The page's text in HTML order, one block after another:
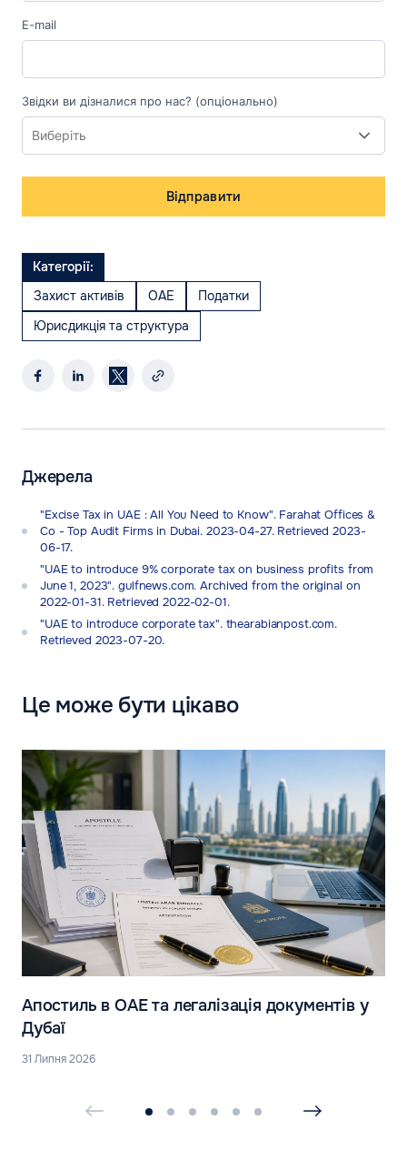
E-mail
Звідки ви дізналися про нас? (опціонально)
Відправити
Категорії:
Захист активів
ОАЕ
Податки
Юрисдикція та структура
Джерела
"Excise Tax in UAE : All You Need to Know". Farahat Offices &
Co - Top Audit Firms in Dubai. 2023-04-27. Retrieved 2023-
06-17.
"UAE to introduce 9% corporate tax on business profits from
June 1, 2023". gulfnews.com. Archived from the original on
2022-01-31. Retrieved 2022-02-01.
"UAE to introduce corporate tax". thearabianpost.com.
Retrieved 2023-07-20.
Це може бути цікаво
Апостиль в ОАЕ та легалізація документів у
Дубаї
31 Липня 2026